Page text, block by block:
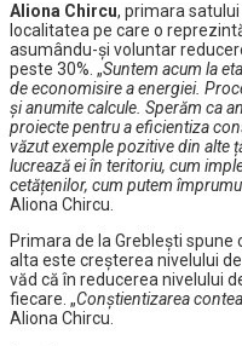
Aliona Chircu, primara
localitatea pe care o
asumându-și voluntar
peste 30%. „Suntem acum la
de economisire a energiei.
și anumite calcule. Sperăm ca
proiecte pentru a eficientiza
văzut exemple pozitive din alte
lucrează ei în teritoriu, cum
cetățenilor, cum putem
Aliona Chircu.
Primara de la Greblești
alta este creșterea nivelului
văd că în reducerea nivelului
fiecare. „Conștientizarea
Aliona Chircu.